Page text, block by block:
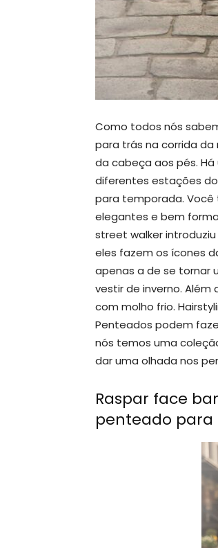
Como todos nós
para trás na corrida
da cabeça aos pés.
diferentes estações
para temporada.
elegantes e bem
street walker
eles fazem os ícones
apenas a de se tornar
vestir de inverno.
com molho frio.
Penteados podem
nós temos uma
dar uma olhada nos
Raspar face
penteado para